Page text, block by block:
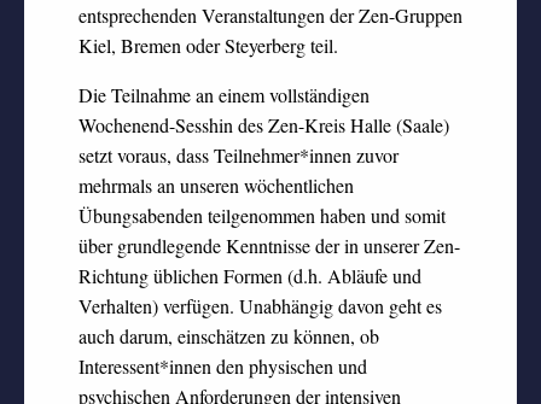
entsprechenden Veranstaltungen der Zen-Gruppen
Kiel, Bremen oder Steyerberg teil.
Die Teilnahme an einem vollständigen
Wochenend-Sesshin des Zen-Kreis Halle (Saale)
setzt voraus, dass Teilnehmer*innen zuvor
mehrmals an unseren wöchentlichen
Übungsabenden teilgenommen haben und somit
über grundlegende Kenntnisse der in unserer Zen-
Richtung üblichen Formen (d.h. Abläufe und
Verhalten) verfügen. Unabhängig davon geht es
auch darum, einschätzen zu können, ob
Interessent*innen den physischen und
psychischen Anforderungen der intensiven